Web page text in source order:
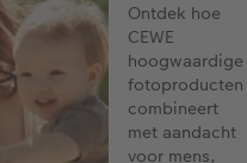
Ontdek hoe
CEWE
hoogwaardige
fotoproducten
combineert
met aandacht
voor mens,